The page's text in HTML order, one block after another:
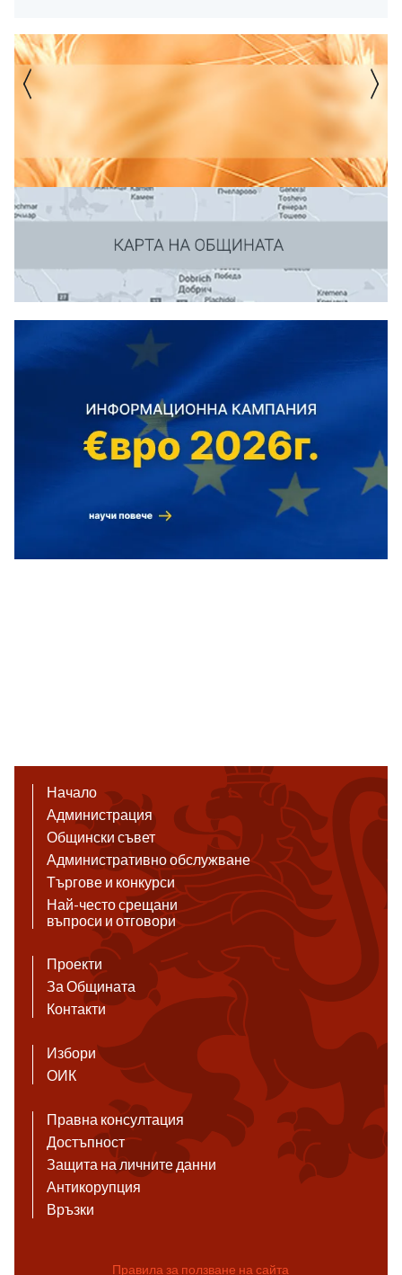
Начало
Администрация
Общински съвет
Административно обслужване
Търгове и конкурси
Най-често срещани
въпроси и отговори
Проекти
За Общината
Контакти
Избори
ОИК
Правна консултация
Достъпност
Защита на личните данни
Антикорупция
Връзки
Правила за ползване на сайта